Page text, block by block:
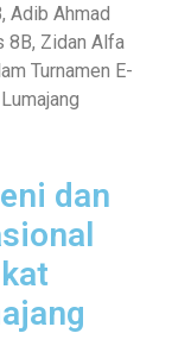
Adib Ahmad
8B, Zidan Alfa
Turnamen E-
dan